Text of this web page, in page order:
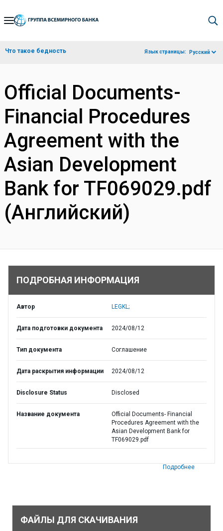
Skip
Navigation
Что такое бедность Язык страницы: Русский
Official Documents-
Financial Procedures
Agreement with the
Asian Development
Bank for TF069029.pdf
(Английский)
ПОДРОБНАЯ ИНФОРМАЦИЯ
Автор LEGKL;
Дата подготовки документа 2024/08/12
Тип документа Соглашение
Дата раскрытия информации 2024/08/12
Disclosure Status Disclosed
Название документа
Official Documents- Financial
Procedures Agreement with the
Asian Development Bank for
TF069029.pdf
Подробнее
ФАЙЛЫ ДЛЯ СКАЧИВАНИЯ